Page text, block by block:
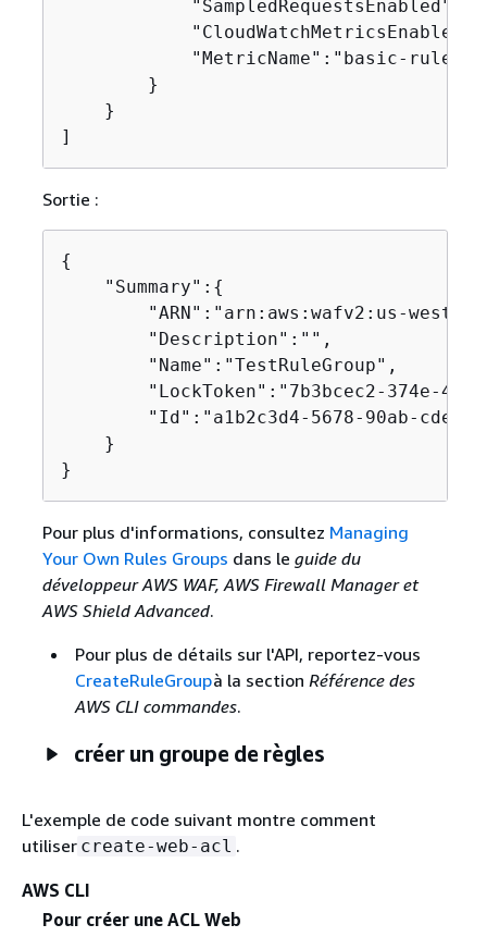
            "MetricName":"basic-rule"
        }
    }
]
Sortie :
{
    "Summary":
{
"ARN":"arn:aws:wafv2:us-west-
        "Description":"",
        "Name":"TestRuleGroup",
"LockToken":"7b3bcec2-374e-
"Id":"a1b2c3d4-5678-90ab-cdef-
    }
}
Pour plus d'informations, consultez Managing
Your Own Rules Groups dans le guide du
développeur AWS WAF, AWS Firewall Manager et
AWS Shield Advanced.
Pour plus de détails sur l'API, reportez-vous
CreateRuleGroupà la sectionRéférence des
AWS CLI commandes.
créer un groupe de règles
L'exemple de code suivant montre comment
utiliser create-web-acl .
AWS CLI
Pour créer une ACL Web